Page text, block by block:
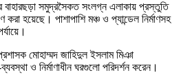
বাহারছড়া সমুদ্রসৈকত সংলগ্ন এলাকায় প্রস্তুতি
করা হয়েছে। পাশাপাশি মঞ্চ ও প্যান্ডেল নির্মাণসহ
মোহাম্মদ জাহিদুল ইসলাম মিঞা
ও নির্মাণাধীন ঘরগুলো পরিদর্শন করেন।